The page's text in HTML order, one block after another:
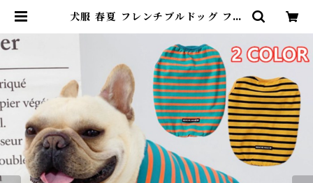
犬服 春夏 フレンチブルドッグ フレ
M233T | DearKM ❤︎フレンチブ
ルドック孔明